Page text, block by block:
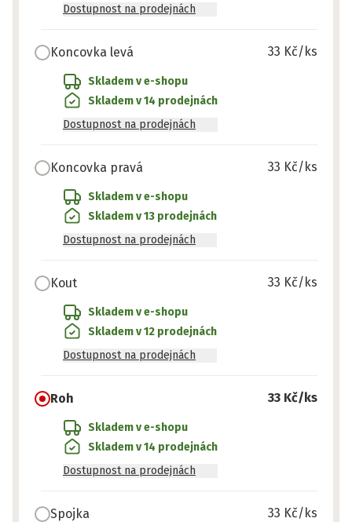
Dostupnost na prodejnách
Koncovka levá 33 Kč/ks
Skladem v e-shopu
Skladem v 14 prodejnách
Dostupnost na prodejnách
Koncovka pravá 33 Kč/ks
Skladem v e-shopu
Skladem v 13 prodejnách
Dostupnost na prodejnách
Kout 33 Kč/ks
Skladem v e-shopu
Skladem v 12 prodejnách
Dostupnost na prodejnách
Roh 33 Kč/ks
Skladem v e-shopu
Skladem v 14 prodejnách
Dostupnost na prodejnách
Spojka 33 Kč/ks